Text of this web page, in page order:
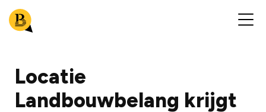
Locatie
Landbouwbelang krijgt